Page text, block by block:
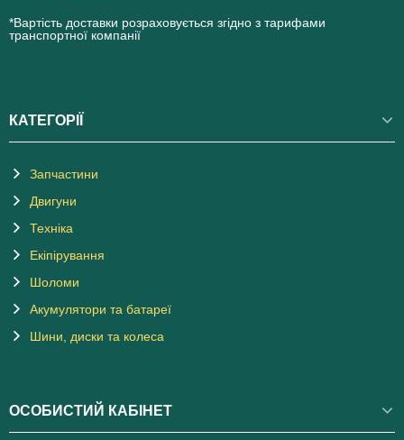
*Вартість доставки розраховується згідно з тарифами
транспортної компанії
КАТЕГОРІЇ
Запчастини
Двигуни
Техніка
Екіпірування
Шоломи
Акумулятори та батареї
Шини, диски та колеса
ОСОБИСТИЙ КАБІНЕТ